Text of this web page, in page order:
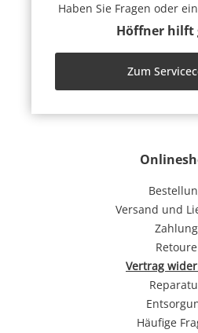
Versand und
Zahlung
Retoure
Vertrag
Häufige
Haben Sie Fragen oder
Höffner hilft
Zum